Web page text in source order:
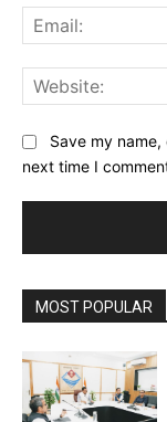
Save my
next time I
MOST POPULAR